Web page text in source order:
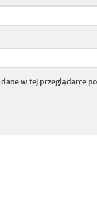
w tej przeglądarce